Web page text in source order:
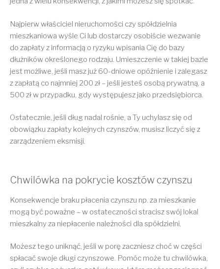
Najpierw właściciel nieruchomości czy spółdzielnia
mieszkaniowa wyśle Ci lub dostarczy osobiście wezwanie
do zapłaty z informacją o ryzyku wpisania Cię do bazy
dłużników określonego rodzaju. Umieszczenie w takiej bazie
jest możliwe, jeśli masz już 60-dniowe opóźnienie i zalegasz
z zapłatą co najmniej 200 zł – jeśli jesteś osobą prywatną, a
500 zł w przypadku, gdy występujesz jako przedsiębiorca.
Ostatecznie, jeśli dług nadal rośnie, a Ty uchylasz się od
obowiązku zapłaty kolejnych czynszów, musisz liczyć się z
zarządzeniem eksmisji.
Chwilówka na pokrycie kosztów czynszu
Konsekwencje braku płacenia czynszu np. za mieszkanie
mogą być poważne – w ostateczności stracisz swój lokal
mieszkalny za niepłacenie należności dla spółdzielni.
Możesz tego uniknąć, jeśli w porę zaczniesz choć w części
spłacać swoje długi czynszowe. Pomóc może tu chwilówka,